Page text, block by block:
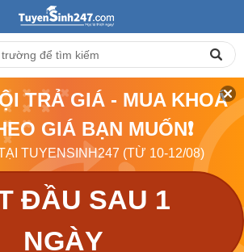
TRẢ GIÁ - MUA KHOÁ
GIÁ BẠN MUỐN❗
TUYENSINH247 (TỪ 10-12/08)
ĐẦU SAU 1
NGÀY